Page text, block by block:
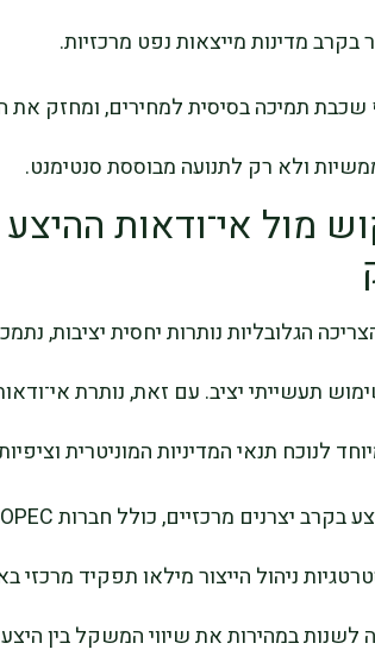
בקרב מדינות מייצאות נפט מרכזיות.
תמיכה בסיסית למחירים, ומחזק את
ולא רק לתנועה מבוססת סנטימנט.
מול אי־ודאות
הגלובליות נותרות יחסית יציבות,
תעשייתי יציב. עם זאת, נותרת
לנוכח תנאי המדיניות המוניטרית
ניהול הייצור מילאו תפקיד מרכזי
לשנות במהירות את שיווי המשקל בין